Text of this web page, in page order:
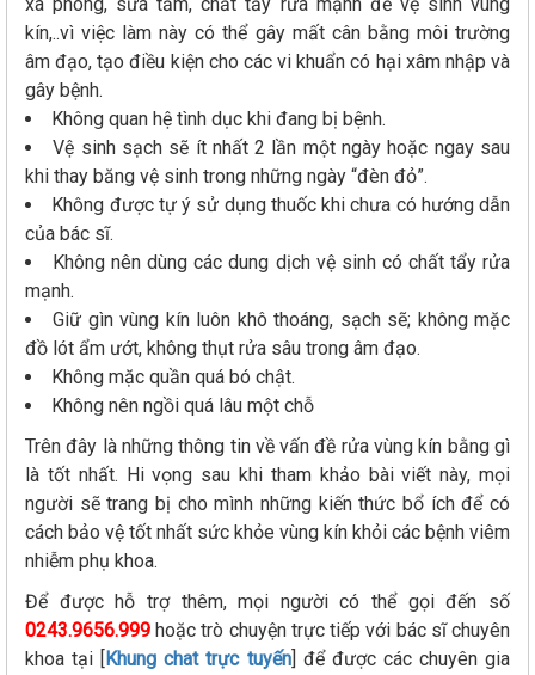
xà phòng, sữa tắm, chất tẩy rửa mạnh để vệ sinh vùng
kín,..vì việc làm này có thể gây mất cân bằng môi trường
âm đạo, tạo điều kiện cho các vi khuẩn có hại xâm nhập và
gây bệnh.
Không quan hệ tình dục khi đang bị bệnh.
Vệ sinh sạch sẽ ít nhất 2 lần một ngày hoặc ngay sau
khi thay băng vệ sinh trong những ngày “đèn đỏ”.
Không được tự ý sử dụng thuốc khi chưa có hướng dẫn
của bác sĩ.
Không nên dùng các dung dịch vệ sinh có chất tẩy rửa
mạnh.
Giữ gìn vùng kín luôn khô thoáng, sạch sẽ; không mặc
đồ lót ẩm ướt, không thụt rửa sâu trong âm đạo.
Không mặc quần quá bó chật.
Không nên ngồi quá lâu một chỗ
Trên đây là những thông tin về vấn đề rửa vùng kín bằng gì
là tốt nhất. Hi vọng sau khi tham khảo bài viết này, mọi
người sẽ trang bị cho mình những kiến thức bổ ích để có
cách bảo vệ tốt nhất sức khỏe vùng kín khỏi các bệnh viêm
nhiễm phụ khoa.
Để được hỗ trợ thêm, mọi người có thể gọi đến số
0243.9656.999 hoặc trò chuyện trực tiếp với bác sĩ chuyên
khoa tại [
Khung chat trực tuyến] để được các chuyên gia